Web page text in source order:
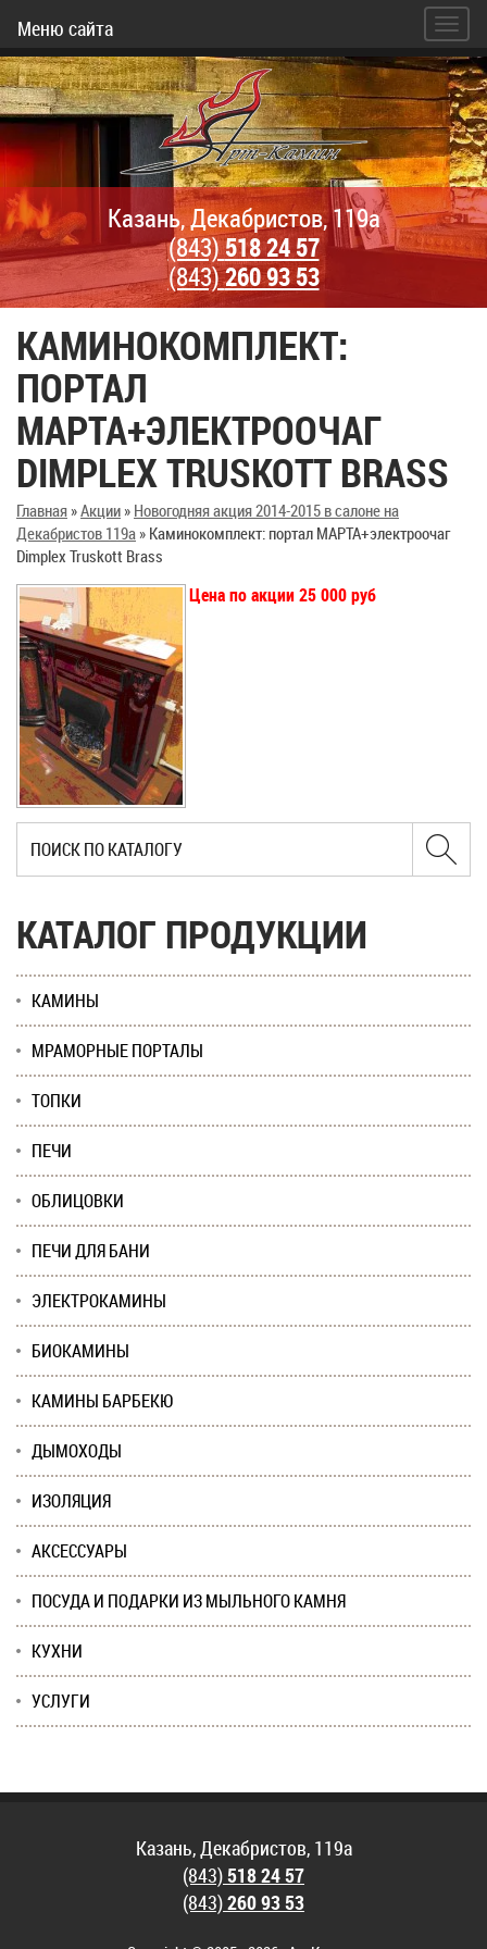
Меню сайта
Казань, Декабристов, 119а
(843)518 24 57
(843)260 93 53
КАМИНОКОМПЛЕКТ:
ПОРТАЛ
МАРТА+ЭЛЕКТРООЧАГ
DIMPLEX TRUSKOTT BRASS
Главная»Акции» Новогодняя акция 2014-2015 в салоне на
Декабристов 119а» Каминокомплект: портал МАРТА+электроочаг
Dimplex Truskott Brass
Цена по акции 25 000 руб
КАТАЛОГ ПРОДУКЦИИ
КАМИНЫ
МРАМОРНЫЕ ПОРТАЛЫ
ТОПКИ
ПЕЧИ
ОБЛИЦОВКИ
ПЕЧИ ДЛЯ БАНИ
ЭЛЕКТРОКАМИНЫ
БИОКАМИНЫ
КАМИНЫ БАРБЕКЮ
ДЫМОХОДЫ
ИЗОЛЯЦИЯ
АКСЕССУАРЫ
ПОСУДА И ПОДАРКИ ИЗ МЫЛЬНОГО КАМНЯ
КУХНИ
УСЛУГИ
Казань, Декабристов, 119а
(843)518 24 57
(843)260 93 53